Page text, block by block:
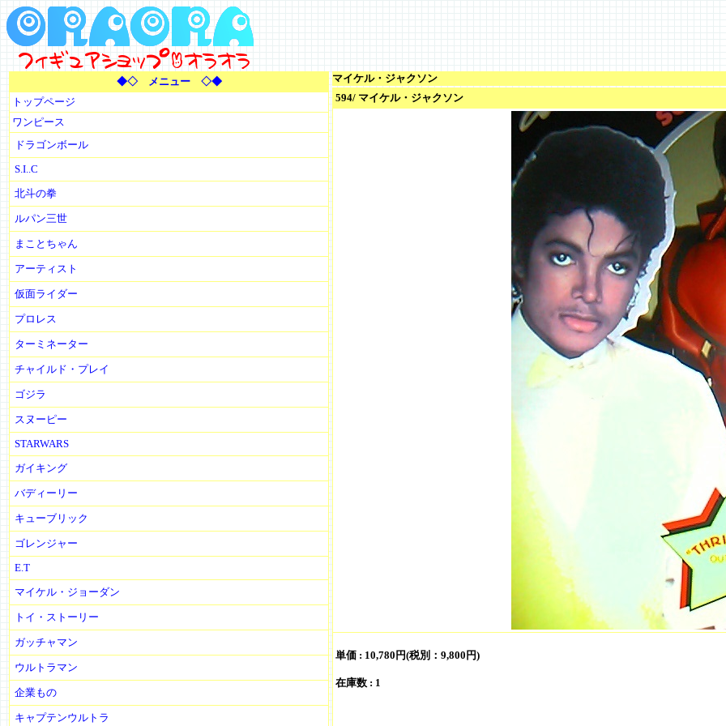
◆◇ メニュー ◇◆
トップページ
ワンピース
ドラゴンボール
S.I..C
北斗の拳
ルパン三世
まことちゃん
アーティスト
仮面ライダー
プロレス
ターミネーター
チャイルド・プレイ
ゴジラ
スヌーピー
STARWARS
ガイキング
バディーリー
キューブリック
ゴレンジャー
E.T
マイケル・ジョーダン
トイ・ストーリー
ガッチャマン
ウルトラマン
企業もの
キャプテンウルトラ
マイケル・ジャクソン
594/ マイケル・ジャクソン
単価 : 10,780円(税別：9,800円)
在庫数 : 1